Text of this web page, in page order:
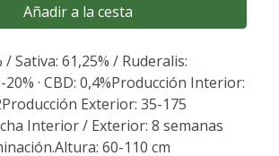
Añadir a la cesta
/ Sativa: 61,25% / Ruderalis:
20% · CBD: 0,4%Producción Interior:
Exterior: 35-175
Interior / Exterior: 8 semanas
60-110 cm